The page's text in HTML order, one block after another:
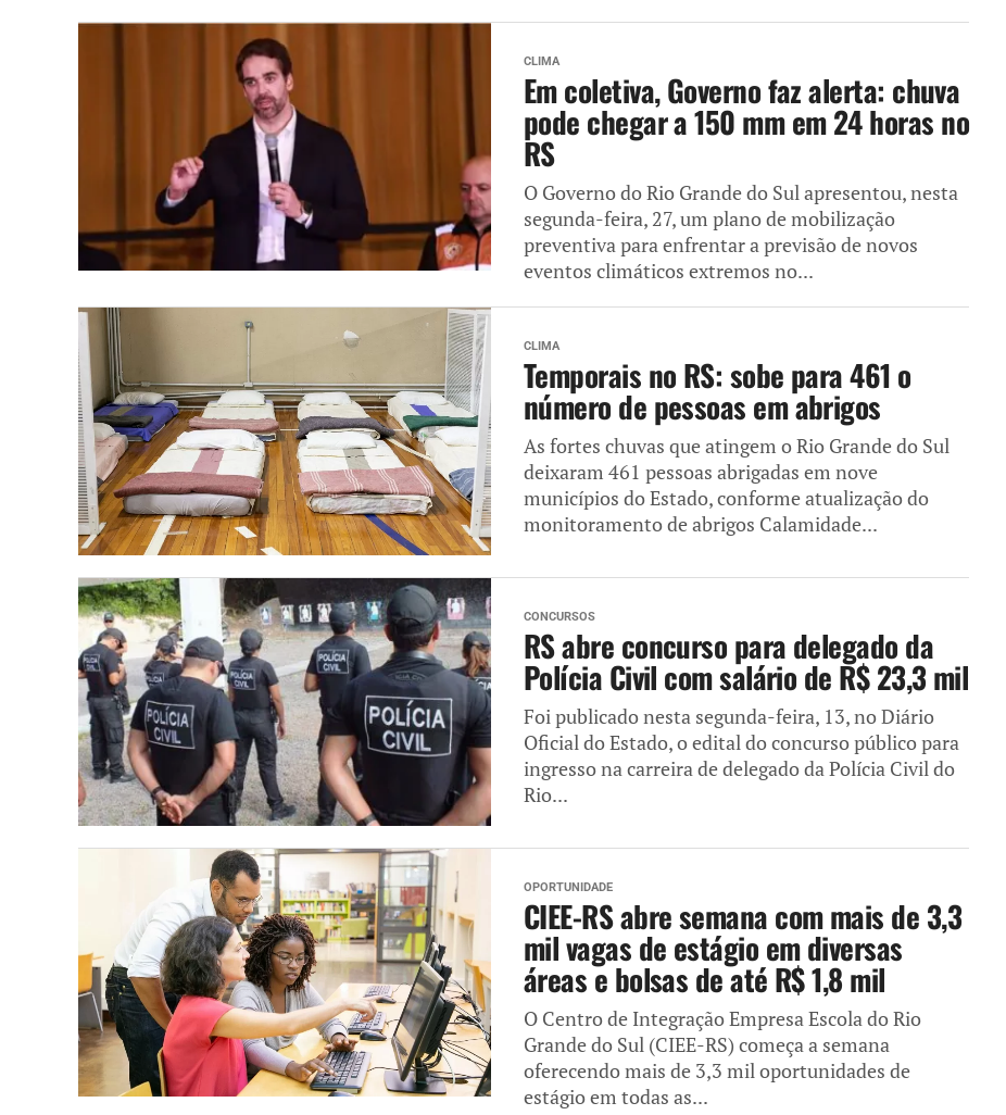
CLIMA
Em coletiva, Governo faz alerta: chuva
pode chegar a 150 mm em 24 horas no
RS
O Governo do Rio Grande do Sul apresentou, nesta
segunda-feira, 27, um plano de mobilização
preventiva para enfrentar a previsão de novos
eventos climáticos extremos no...
CLIMA
Temporais no RS: sobe para 461 o
número de pessoas em abrigos
As fortes chuvas que atingem o Rio Grande do Sul
deixaram 461 pessoas abrigadas em nove
municípios do Estado, conforme atualização do
monitoramento de abrigos Calamidade...
CONCURSOS
RS abre concurso para delegado da
Polícia Civil com salário de R$ 23,3 mil
Foi publicado nesta segunda-feira, 13, no Diário
Oficial do Estado, o edital do concurso público para
ingresso na carreira de delegado da Polícia Civil do
Rio...
OPORTUNIDADE
CIEE-RS abre semana com mais de 3,3
mil vagas de estágio em diversas
áreas e bolsas de até R$ 1,8 mil
O Centro de Integração Empresa Escola do Rio
Grande do Sul (CIEE-RS) começa a semana
oferecendo mais de 3,3 mil oportunidades de
estágio em todas as...